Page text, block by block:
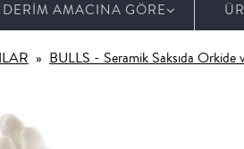
AMACINA GÖRE
BULLS - Seramik Saksıda Orkide